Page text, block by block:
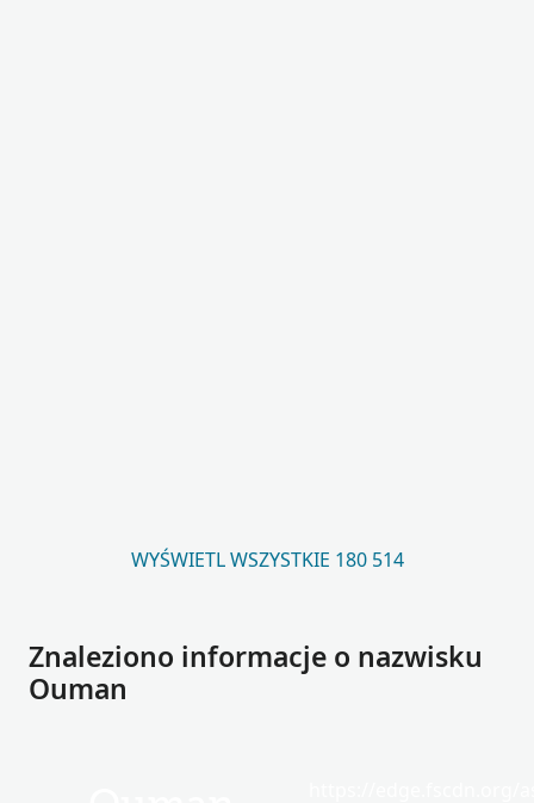
WYŚWIETL WSZYSTKIE 180 514
Znaleziono informacje o nazwisku
Ouman